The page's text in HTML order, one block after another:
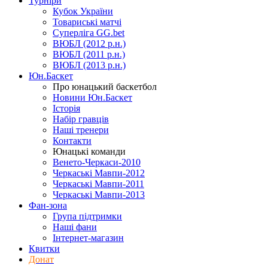
Кубок України
Товариські матчі
Суперліга GG.bet
ВЮБЛ (2012 р.н.)
ВЮБЛ (2011 р.н.)
ВЮБЛ (2013 р.н.)
Юн.Баскет
Про юнацький баскетбол
Новини Юн.Баскет
Історія
Набір гравців
Наші тренери
Контакти
Юнацькі команди
Венето-Черкаси-2010
Черкаські Мавпи-2012
Черкаські Мавпи-2011
Черкаські Мавпи-2013
Фан-зона
Група підтримки
Наші фани
Інтернет-магазин
Квитки
Донат